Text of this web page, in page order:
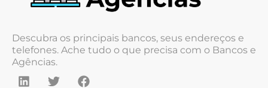
Descubra os principais bancos, seus endereços e
telefones. Ache tudo o que precisa com o Bancos e
Agências.